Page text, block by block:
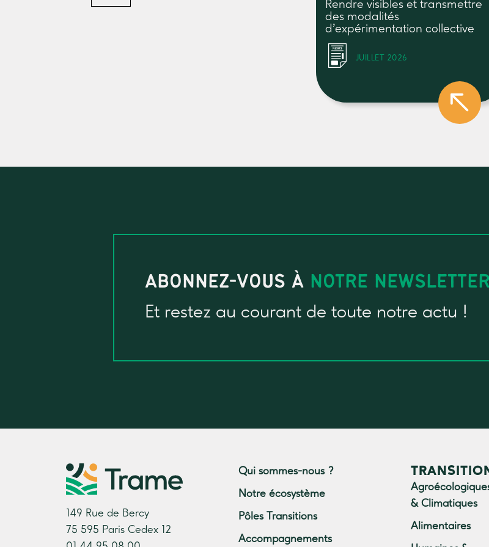
Rendre visibles et transmettre
des modalités
d’expérimentation collective
JUILLET 2026
ABONNEZ-VOUS À NOTRE NEWSLETTER
Et restez au courant de toute notre actu !
149 Rue de Bercy
75 595 Paris Cedex 12
Qui sommes-nous ?
Notre écosystème
Pôles Transitions
Accompagnements
& Climatiques
Alimentaires